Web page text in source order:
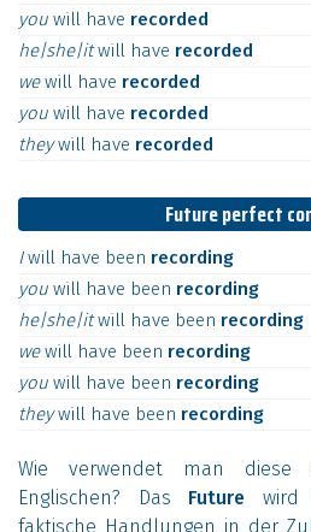
you will have recorded
he|she|itwill have recorded
wewill have recorded
you will have recorded
theywill have recorded
Future perfect
Iwill have been recording
you will have been recording
he|she|itwill have been recording
wewill have been recording
you will have been recording
theywill have been recording
Wie verwendet man diese
Englischen? Das Future wird
faktische Handlungen in der